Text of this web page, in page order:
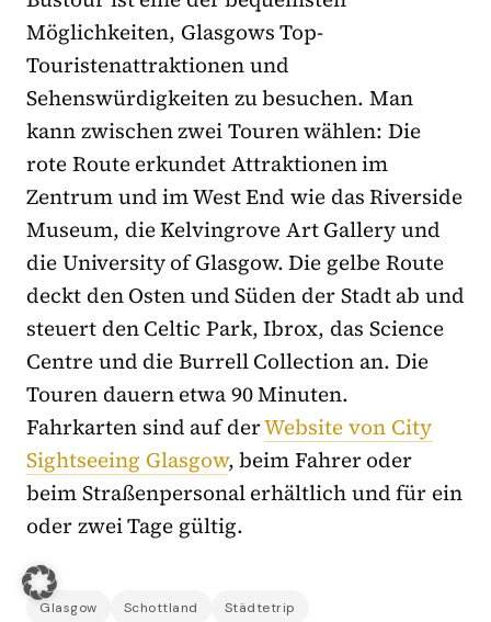
Möglichkeiten, Glasgows Top-
Touristenattraktionen und
Sehenswürdigkeiten zu besuchen. Man
kann zwischen zwei Touren wählen: Die
rote Route erkundet Attraktionen im
Zentrum und im West End wie das Riverside
Museum, die Kelvingrove Art Gallery und
die University of Glasgow. Die gelbe Route
deckt den Osten und Süden der Stadt ab und
steuert den Celtic Park, Ibrox, das Science
Centre und die Burrell Collection an. Die
Touren dauern etwa 90 Minuten.
Fahrkarten sind auf derWebsite von City
Sightseeing Glasgow, beim Fahrer oder
beim Straßenpersonal erhältlich und für ein
oder zwei Tage gültig.
Glasgow Schottland Städtetrip